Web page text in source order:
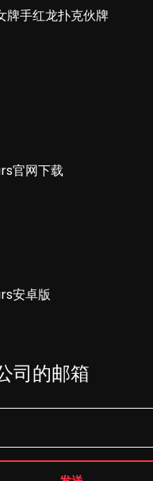
牌手红龙扑克伙牌
官网下载
安卓版
司的邮箱